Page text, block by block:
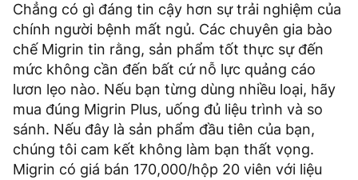
Chẳng có gì đáng tin cậy hơn sự trải nghiệm của
chính người bệnh mất ngủ. Các chuyên gia bào
chế Migrin tin rằng, sản phẩm tốt thực sự đến
mức không cần đến bất cứ nỗ lực quảng cáo
lươn lẹo nào. Nếu bạn từng dùng nhiều loại, hãy
mua đúng Migrin Plus, uống đủ liệu trình và so
sánh. Nếu đây là sản phẩm đầu tiên của bạn,
chúng tôi cam kết không làm bạn thất vọng.
Migrin có giá bán 170,000/hộp 20 viên với liệu